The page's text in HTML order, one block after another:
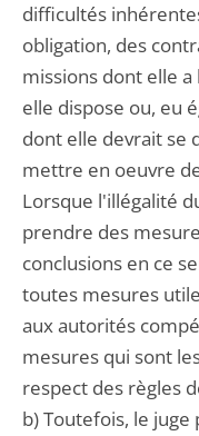
difficultés
obligation, des
missions dont elle
elle dispose ou, eu
dont elle devrait se
mettre en oeuvre
Lorsque l'illégalité
prendre des
conclusions en ce
toutes mesures
aux autorités
mesures qui sont
respect des règles
b) Toutefois, le